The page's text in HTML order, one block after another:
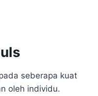
seberapa kuat
oleh individu.